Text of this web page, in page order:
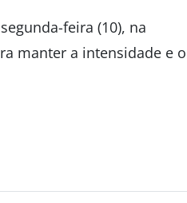
feira (10), na
manter a intensidade e o